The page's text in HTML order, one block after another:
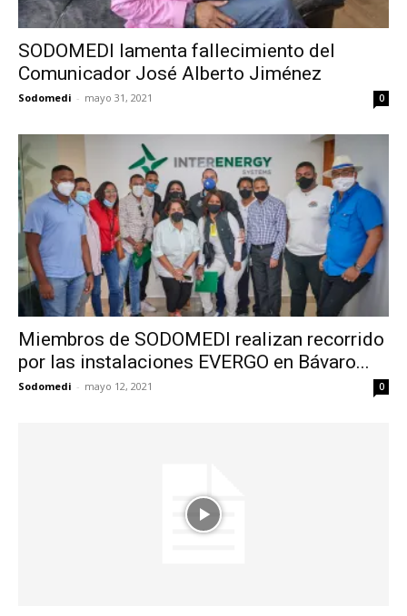
SODOMEDI lamenta fallecimiento del
Comunicador José Alberto Jiménez
Sodomedi - mayo 31, 2021 0
Miembros de SODOMEDI realizan recorrido
por las instalaciones EVERGO en Bávaro...
Sodomedi - mayo 12, 2021 0